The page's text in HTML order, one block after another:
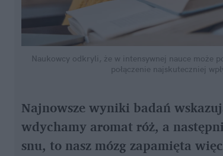
Naukowcy odkryli, że w intensywnej nauce może
połączenie najskuteczniej
Najnowsze wyniki badań
wdychamy aromat róż, a
snu, to nasz mózg zapamięta